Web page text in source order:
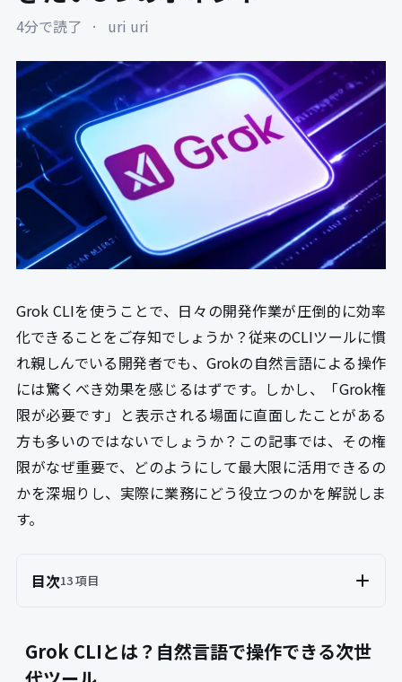
4分で読了 · uri uri
Grok CLIを使うことで、日々の開発作業が圧倒的に効率
化できることをご存知でしょうか？従来のCLIツールに慣
れ親しんでいる開発者でも、Grokの自然言語による操作
には驚くべき効果を感じるはずです。しかし、「Grok権
限が必要です」と表示される場面に直面したことがある
方も多いのではないでしょうか？この記事では、その権
限がなぜ重要で、どのようにして最大限に活用できるの
かを深堀りし、実際に業務にどう役立つのかを解説しま
す。
目次13 項目
Grok CLIとは？自然言語で操作できる次世